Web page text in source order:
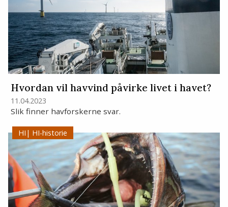
Hvordan vil havvind påvirke livet i havet?
11.04.2023
Slik finner havforskerne svar.
HI-historie